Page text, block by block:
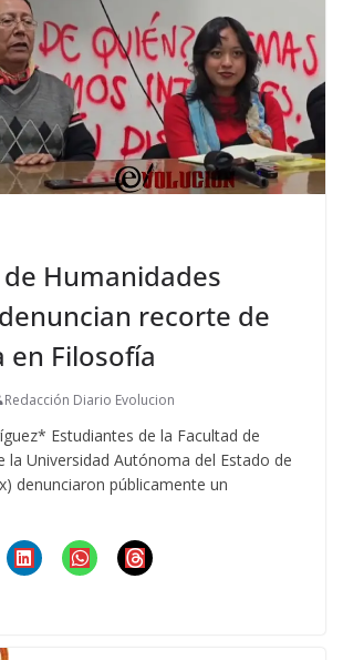
Humanidades
recorte de
en Filosofía
Redacción Diario Evolucion
Estudiantes de la Facultad de
la Universidad Autónoma del Estado de
denunciaron públicamente un